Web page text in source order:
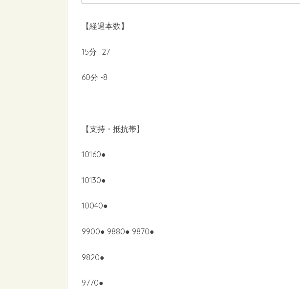
【経過本数】
15分 -27
60分 -8
【支持・抵抗帯】
10160●
10130●
10040●
9900● 9880● 9870●
9820●
9770●